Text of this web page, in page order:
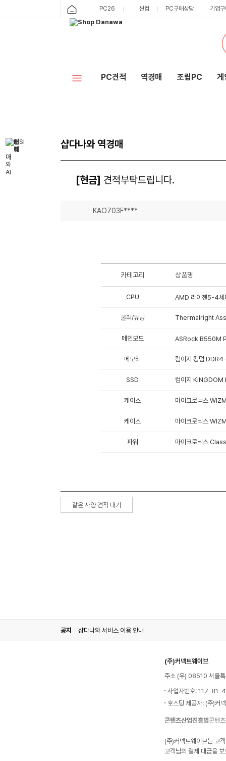
PC26 싼컴 PC구매상담 기업
PC견적 역경매 조립PC 게
샵다나와 역경매
[현금] 견적부탁드립니다.
KAO703F****
카테고리 상품명
CPU AMD 라이젠5-4세
쿨러/튜닝 Thermalright
메인보드 ASRock B550M
메모리 컴이지 킹덤
SSD 컴이지
케이스 마이크로닉스
케이스 마이크로닉스
파워 마이크로닉스
같은 사양 견적 내기
공지 샵다나와 서비스 이용 안내
(주)커넥트웨이브
주소 (우) 08510 서울
사업자번호: 117-81-
호스팅 제공자: (주)커
콘텐츠산업진흥법콘텐
(주)커넥트웨이브는 고
고객님의 결제 대금을